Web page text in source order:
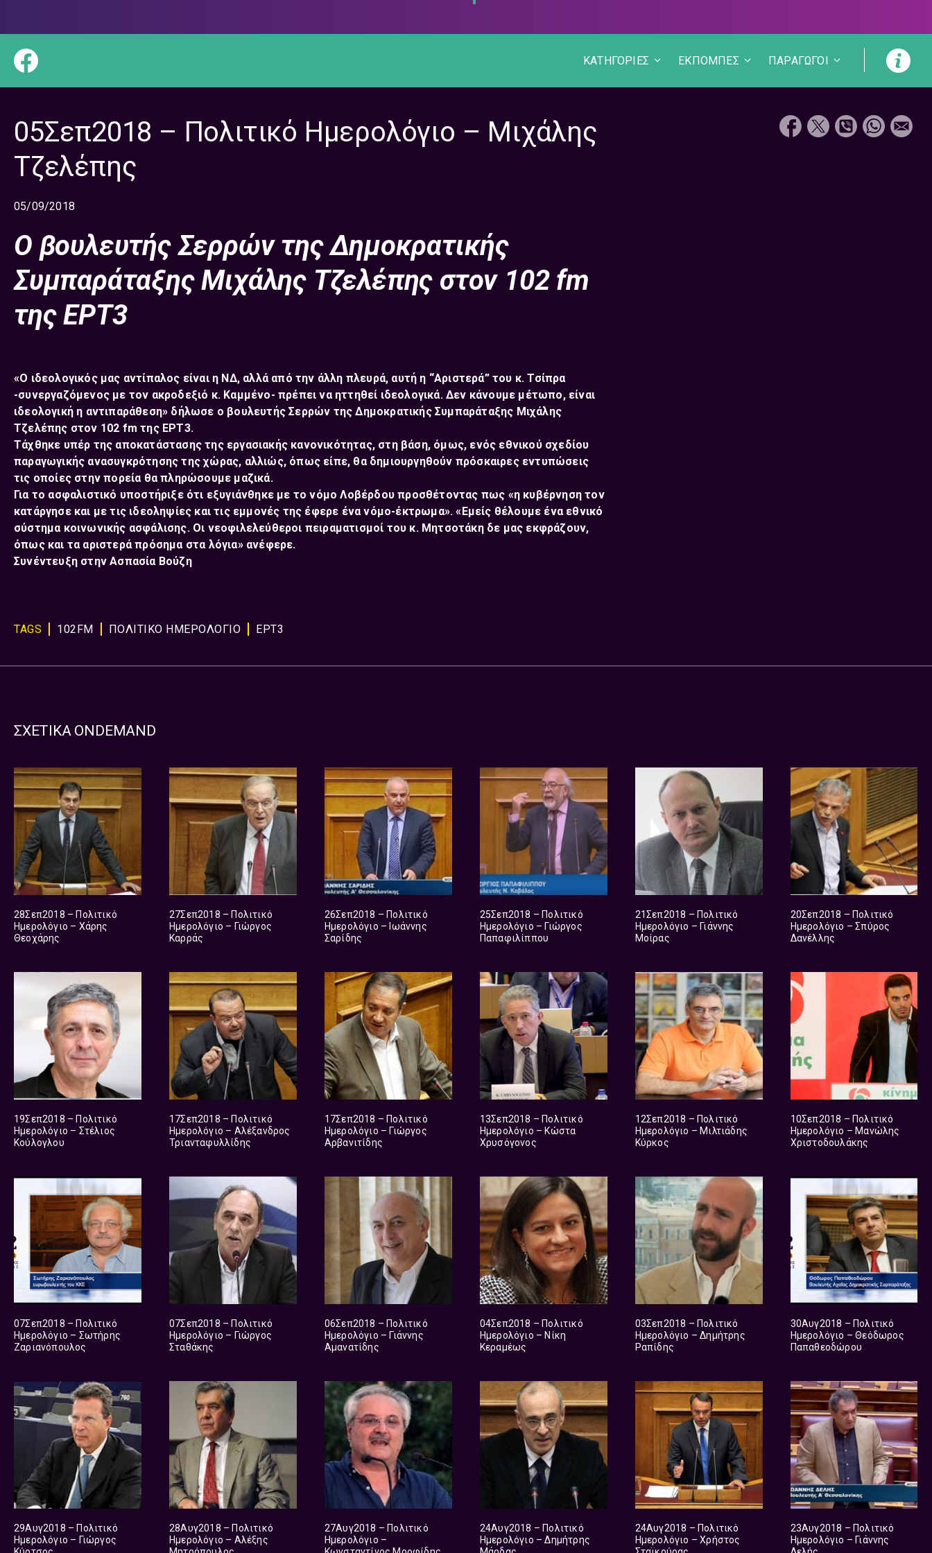
ΚΑΤΗΓΟΡΙΕΣ ΕΚΠΟΜΠΕΣ ΠΑΡΑΓΩΓΟΙ
05Σεπ2018 – Πολιτικό Ημερολόγιο – Μιχάλης
Τζελέπης
05/09/2018
Ο βουλευτής Σερρών της Δημοκρατικής
Συμπαράταξης Μιχάλης Τζελέπης στον 102 fm
της ΕΡΤ3
«Ο ιδεολογικός μας αντίπαλος είναι η ΝΔ, αλλά από την άλλη πλευρά, αυτή η “Αριστερά” του κ. Τσίπρα
-συνεργαζόμενος με τον ακροδεξιό κ. Καμμένο- πρέπει να ηττηθεί ιδεολογικά. Δεν κάνουμε μέτωπο, είναι
ιδεολογική η αντιπαράθεση» δήλωσε ο βουλευτής Σερρών της Δημοκρατικής Συμπαράταξης Μιχάλης
Τζελέπης στον 102 fm της ΕΡΤ3.
Τάχθηκε υπέρ της αποκατάστασης της εργασιακής κανονικότητας, στη βάση, όμως, ενός εθνικού σχεδίου
παραγωγικής ανασυγκρότησης της χώρας, αλλιώς, όπως είπε, θα δημιουργηθούν πρόσκαιρες εντυπώσεις
τις οποίες στην πορεία θα πληρώσουμε μαζικά.
Για το ασφαλιστικό υποστήριξε ότι εξυγιάνθηκε με το νόμο Λοβέρδου προσθέτοντας πως «η κυβέρνηση τον
κατάργησε και με τις ιδεοληψίες και τις εμμονές της έφερε ένα νόμο-έκτρωμα». «Εμείς θέλουμε ένα εθνικό
σύστημα κοινωνικής ασφάλισης. Οι νεοφιλελεύθεροι πειραματισμοί του κ. Μητσοτάκη δε μας εκφράζουν,
όπως και τα αριστερά πρόσημα στα λόγια» ανέφερε.
Συνέντευξη στην Ασπασία Βούζη
TAGS 102FM ΠΟΛΙΤΙΚΌ ΗΜΕΡΟΛΌΓΙΟ ΕΡΤ3
ΣΧΕΤΙΚΑ ONDEMAND
28Σεπ2018 – Πολιτικό
Ημερολόγιο – Χάρης
Θεοχάρης
27Σεπ2018 – Πολιτικό
Ημερολόγιο – Γιώργος
Καρράς
26Σεπ2018 – Πολιτικό
Ημερολόγιο – Ιωάννης
Σαρίδης
25Σεπ2018 – Πολιτικό
Ημερολόγιο – Γιώργος
Παπαφιλίππου
21Σεπ2018 – Πολιτικό
Ημερολόγιο – Γιάννης
Μοίρας
20Σεπ2018 – Πολιτικό
Ημερολόγιο – Σπύρος
Δανέλλης
19Σεπ2018 – Πολιτικό
Ημερολόγιο – Στέλιος
Κούλογλου
17Σεπ2018 – Πολιτικό
Ημερολόγιο – Αλέξανδρος
Τριανταφυλλίδης
17Σεπ2018 – Πολιτικό
Ημερολόγιο – Γιώργος
Αρβανιτίδης
13Σεπ2018 – Πολιτικό
Ημερολόγιο – Κώστα
Χρυσόγονος
12Σεπ2018 – Πολιτικό
Ημερολόγιο – Μιλτιάδης
Κύρκος
10Σεπ2018 – Πολιτικό
Ημερολόγιο – Μανώλης
Χριστοδουλάκης
07Σεπ2018 – Πολιτικό
Ημερολόγιο – Σωτήρης
Ζαριανόπουλος
07Σεπ2018 – Πολιτικό
Ημερολόγιο – Γιώργος
Σταθάκης
06Σεπ2018 – Πολιτικό
Ημερολόγιο – Γιάννης
Αμανατίδης
04Σεπ2018 – Πολιτικό
Ημερολόγιο – Νίκη
Κεραμέως
03Σεπ2018 – Πολιτικό
Ημερολόγιο – Δημήτρης
Ραπίδης
30Αυγ2018 – Πολιτικό
Ημερολόγιο – Θεόδωρος
Παπαθεοδώρου
29Αυγ2018 – Πολιτικό
Ημερολόγιο – Γιώργος
28Αυγ2018 – Πολιτικό
Ημερολόγιο – Αλέξης
27Αυγ2018 – Πολιτικό
Ημερολόγιο –
24Αυγ2018 – Πολιτικό
Ημερολόγιο – Δημήτρης
24Αυγ2018 – Πολιτικό
Ημερολόγιο – Χρήστος
23Αυγ2018 – Πολιτικό
Ημερολόγιο – Γιάννης